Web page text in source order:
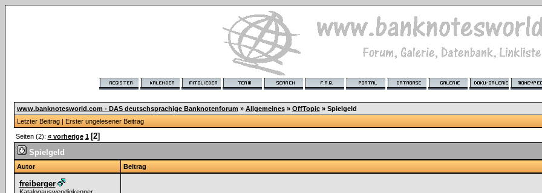
www.banknotesworld.com - DAS deutschsprachige Banknotenforum » Allgemeines» OffTopic» Spielgeld
Letzter Beitrag| Erster ungelesener Beitrag
Seiten (2): « vorherige 1 [2]
Spielgeld
Autor Beitrag
freiberger